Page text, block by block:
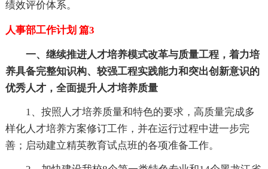
绩效评价体系。
人事部工作计划 篇3
一、继续推进人才培养模式改革与质量工程，着力培
养具备完整知识构、较强工程实践能力和突出创新意识的
优秀人才，全面提升人才培养质量
1、按照人才培养质量和特色的要求，高质量完成多
样化人才培养方案修订工作，并在运行过程中进一步完
善；启动建立精英教育试点班的各项准备工作。